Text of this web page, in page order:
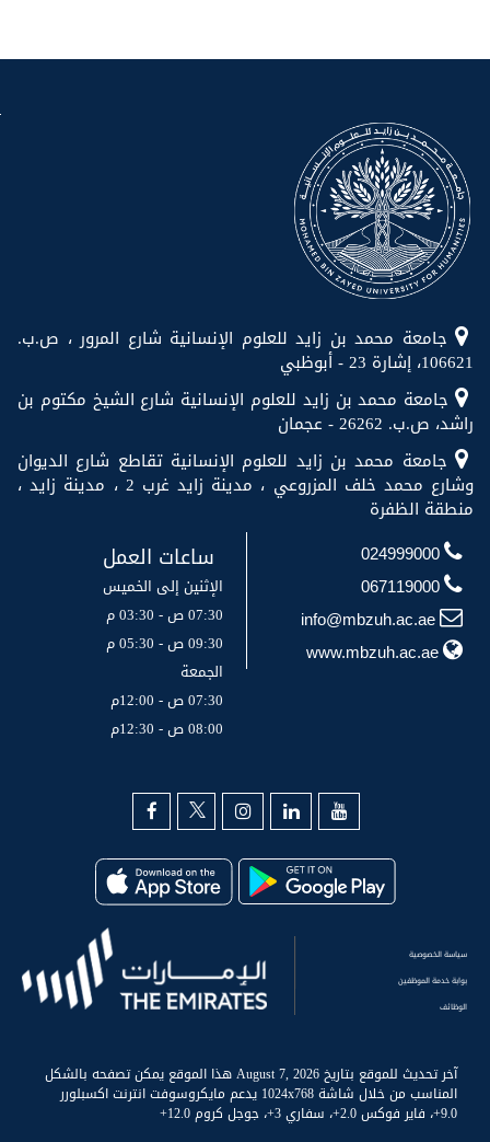
جامعة محمد بن زايد للعلوم الإنسانية شارع المرور ، ص.ب.
106621، إشارة 23 - أبوظبي
جامعة محمد بن زايد للعلوم الإنسانية شارع الشيخ مكتوم بن
راشد، ص.ب. 26262 - عجمان
جامعة محمد بن زايد للعلوم الإنسانية تقاطع شارع الديوان
وشارع محمد خلف المزروعي ، مدينة زايد غرب 2 ، مدينة زايد ،
منطقة الظفرة
024999000
067119000
info@mbzuh.ac.ae
www.mbzuh.ac.ae
ساعات العمل
الإثنين إلى الخميس
07:30 ص - 03:30 م
09:30 ص - 05:30 م
الجمعة
07:30 ص - 12:00م
08:00 ص - 12:30م
سياسة الخصوصية
بوابة خدمة الموظفين
الوظائف
آخر تحديث للموقع بتاريخ August 7, 2026 هذا الموقع يمكن تصفحه بالشكل
المناسب من خلال شاشة 1024x768 يدعم مايكروسوفت انترنت اكسبلورر
9.0+، فاير فوكس 2.0+، سفاري 3+، جوجل كروم 12.0+